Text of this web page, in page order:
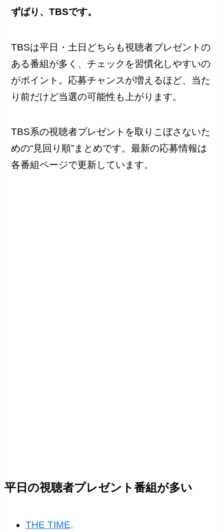
ずばり、TBSです。
TBSは平日・土日どちらも視聴者プレゼントの
ある番組が多く、チェックを習慣化しやすいの
がポイント。応募チャンスが増えるほど、当た
り前だけど当選の可能性も上がります。
TBS系の視聴者プレゼントを取りこぼさないた
めの“見回り順”まとめです。最新の応募情報は
各番組ページで更新しています。
平日の視聴者プレゼント番組が多い
THE TIME,